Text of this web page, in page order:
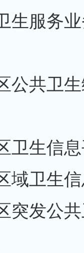
生服务
公共卫
卫生信
域卫生
突发公